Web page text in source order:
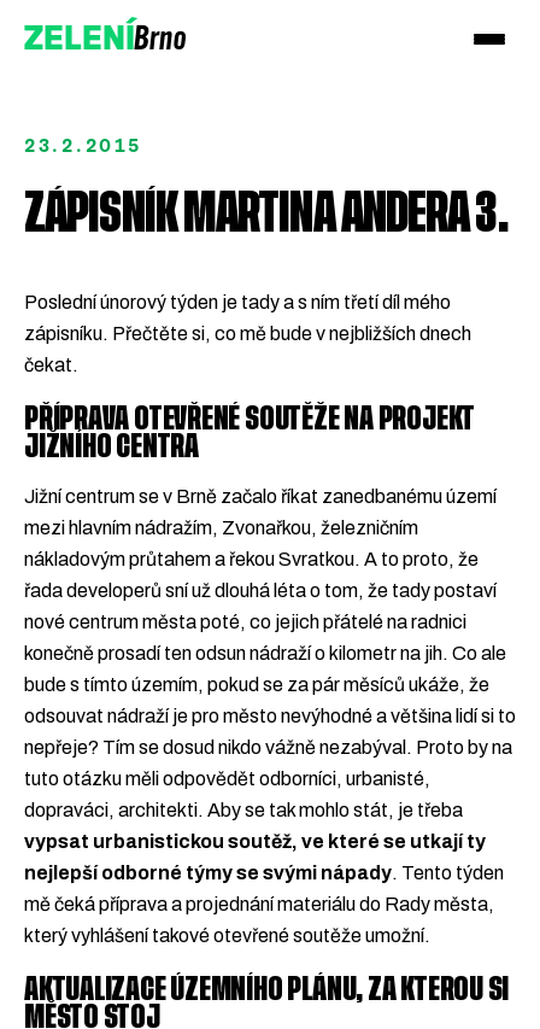
ZELENÍBrno
Přidejte se!
Podpořte nás darem
23.2.2015
ZÁPISNÍK MARTINA ANDERA 3.
Poslední únorový týden je tady a s ním třetí díl mého
zápisníku. Přečtěte si, co mě bude v nejbližších dnech
čekat.
PŘÍPRAVA OTEVŘENÉ SOUTĚŽE NA PROJEKT
JIŽNÍHO CENTRA
Jižní centrum se v Brně začalo říkat zanedbanému území
mezi hlavním nádražím, Zvonařkou, železničním
nákladovým průtahem a řekou Svratkou. A to proto, že
řada developerů sní už dlouhá léta o tom, že tady postaví
nové centrum města poté, co jejich přátelé na radnici
konečně prosadí ten odsun nádraží o kilometr na jih. Co ale
bude s tímto územím, pokud se za pár měsíců ukáže, že
odsouvat nádraží je pro město nevýhodné a většina lidí si to
nepřeje? Tím se dosud nikdo vážně nezabýval. Proto by na
tuto otázku měli odpovědět odborníci, urbanisté,
dopraváci, architekti. Aby se tak mohlo stát, je třeba
vypsat urbanistickou soutěž, ve které se utkají ty
nejlepší odborné týmy se svými nápady. Tento týden
mě čeká příprava a projednání materiálu do Rady města,
který vyhlášení takové otevřené soutěže umožní.
AKTUALIZACE ÚZEMNÍHO PLÁNU, ZA KTEROU SI
MĚSTO STOJ